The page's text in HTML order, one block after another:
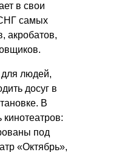
в свои
самых
акробатов,
для людей,
досуг в
В
под
«Октябрь»,